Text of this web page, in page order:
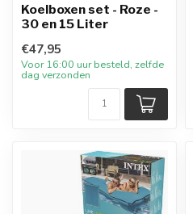
Koelboxen set - Roze -
30 en 15 Liter
€47,95
Voor 16:00 uur besteld, zelfde
dag verzonden